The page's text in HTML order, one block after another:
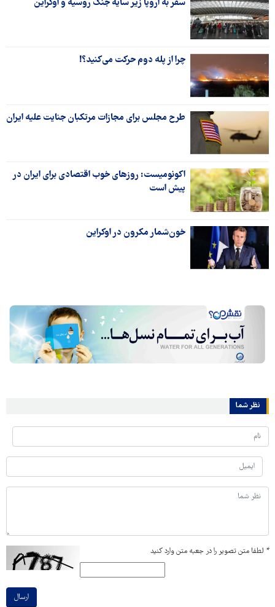
سفر به اروپا زیر سایه جنگ روسیه و اوکراین
چرا از پله دوم حرکت می‌کنید؟!
طرح مجلس برای مجازات مرتکبان جنایت علیه ایران
اکونومیست: روزهای خوب اقتصادی برای ایران در
پیش است
خون‌شمار مکرون در اوکراین
نظر شما
* لطفا متن تصویر را در جعبه متن وارد کنید
ارسال